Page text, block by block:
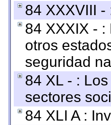
84 XXXVIII
84 XXXIX -
otros
seguridad
84 XL - :
sectores
84 XLI A :